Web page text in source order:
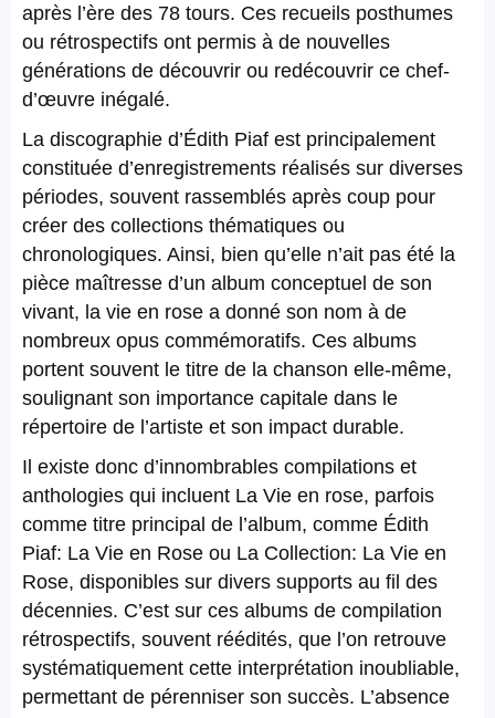
après l’ère des 78 tours. Ces recueils posthumes
ou rétrospectifs ont permis à de nouvelles
générations de découvrir ou redécouvrir ce chef-
d’œuvre inégalé.
La discographie d’Édith Piaf est principalement
constituée d’enregistrements réalisés sur diverses
périodes, souvent rassemblés après coup pour
créer des collections thématiques ou
chronologiques. Ainsi, bien qu’elle n’ait pas été la
pièce maîtresse d’un album conceptuel de son
vivant, la vie en rose a donné son nom à de
nombreux opus commémoratifs. Ces albums
portent souvent le titre de la chanson elle-même,
soulignant son importance capitale dans le
répertoire de l’artiste et son impact durable.
Il existe donc d’innombrables compilations et
anthologies qui incluent La Vie en rose, parfois
comme titre principal de l’album, comme Édith
Piaf: La Vie en Rose ou La Collection: La Vie en
Rose, disponibles sur divers supports au fil des
décennies. C’est sur ces albums de compilation
rétrospectifs, souvent réédités, que l’on retrouve
systématiquement cette interprétation inoubliable,
permettant de pérenniser son succès. L’absence